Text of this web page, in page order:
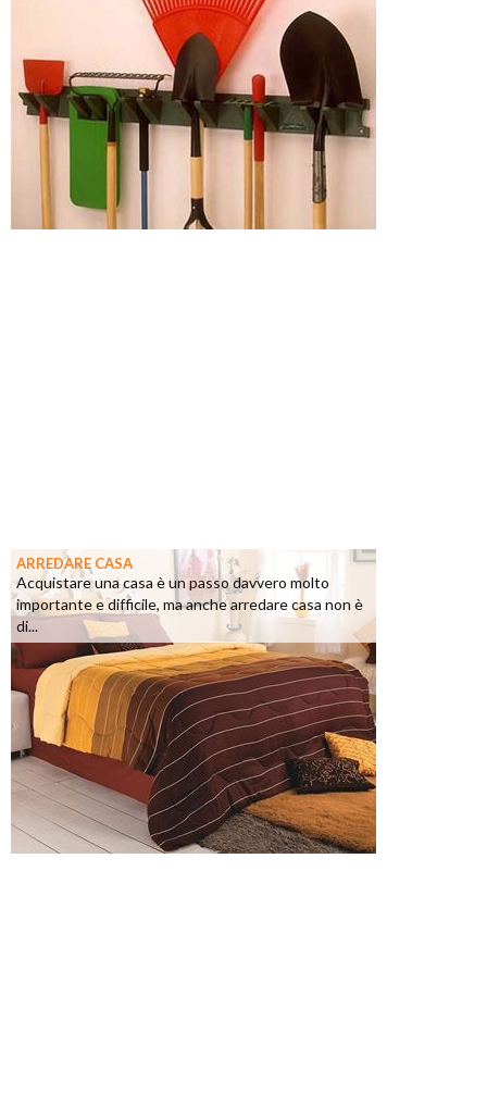
ARREDARE CASA
Acquistare una casa è un passo davvero molto
importante e difficile, ma anche arredare casa non è
di...